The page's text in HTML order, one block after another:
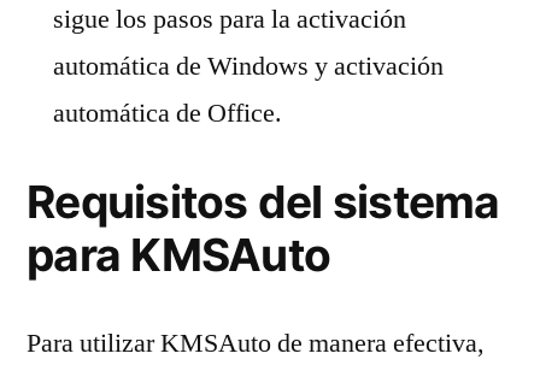
sigue los pasos para la activación
automática de Windows y activación
automática de Office.
Requisitos del sistema
para KMSAuto
Para utilizar KMSAuto de manera efectiva,